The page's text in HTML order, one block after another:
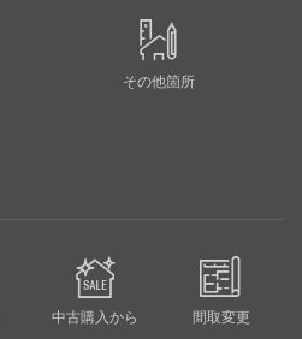
その他箇所
中古購入から 間取変更